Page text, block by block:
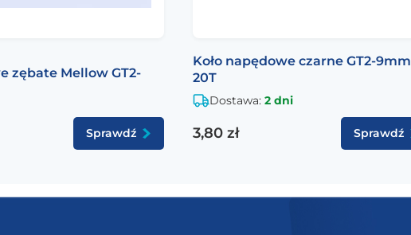
zębate Mellow GT2-
Sprawdź
Koło napędowe czarne GT2-9mm
20T
Dostawa: 2 dni
3,80 zł Sprawdź